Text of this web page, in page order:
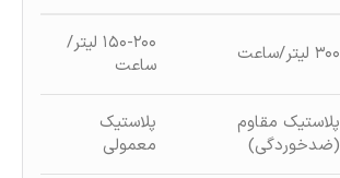
۳۰۰ لیتر/ساعت
۱۵۰-۲۰۰ لیتر/
ساعت
پلاستیک مقاوم
(ضدخوردگی)
پلاستیک
معمولی